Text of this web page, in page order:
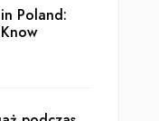
Poland: